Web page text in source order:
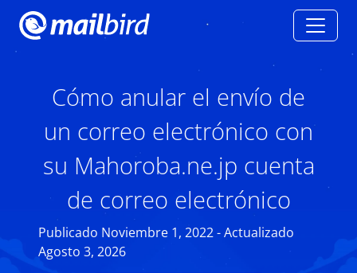
Cómo anular el envío de
un correo electrónico con
su Mahoroba.ne.jp cuenta
de correo electrónico
Publicado Noviembre 1, 2022 - Actualizado
Agosto 3, 2026